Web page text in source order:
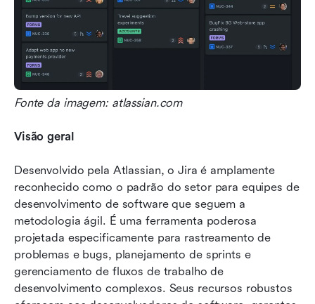
Fonte da imagem: atlassian.com
Visão geral
Desenvolvido pela Atlassian, o Jira é amplamente
reconhecido como o padrão do setor para equipes de
desenvolvimento de software que seguem a
metodologia ágil. É uma ferramenta poderosa
projetada especificamente para rastreamento de
problemas e bugs, planejamento de sprints e
gerenciamento de fluxos de trabalho de
desenvolvimento complexos. Seus recursos robustos